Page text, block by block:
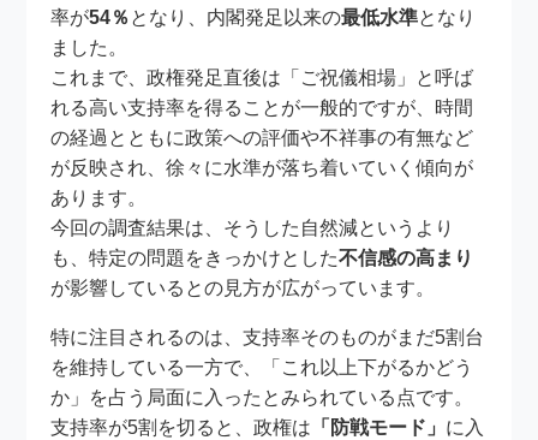
率が54％ となり、内閣発足以来の最低水準となり
ました。
これまで、政権発足直後は「ご祝儀相場」と呼ば
れる高い支持率を得ることが一般的ですが、時間
の経過とともに政策への評価や不祥事の有無など
が反映され、徐々に水準が落ち着いていく傾向が
あります。
今回の調査結果は、そうした自然減というより
も、特定の問題をきっかけとした不信感の高まり
が影響しているとの見方が広がっています。
特に注目されるのは、支持率そのものがまだ5割台
を維持している一方で、「これ以上下がるかどう
か」を占う局面に入ったとみられている点です。
支持率が5割を切ると、政権は 「防戦モード」 に入